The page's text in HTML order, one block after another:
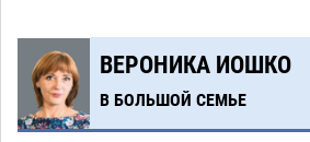
10:02
На Всероссийской Спартакиаде
астраханские гандболисты уступили
казанским «драконам»
ВЕРОНИКА ИОШКО
В БОЛЬШОЙ СЕМЬЕ